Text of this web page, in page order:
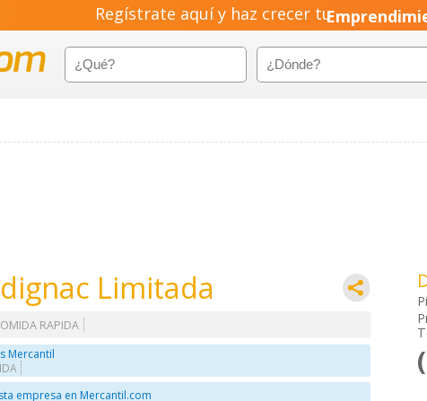
Regístrate aquí y haz crecer tu
Limitada
RAPIDA
Mercantil
empresa en Mercantil.com